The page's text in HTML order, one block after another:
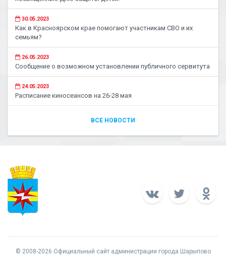
30.05.2023
Как в Красноярском крае помогают участникам СВО и их
семьям?
26.05.2023
Сообщение о возможном установлении публичного сервитута
24.05.2023
Расписание киносеансов на 26-28 мая
ВСЕ НОВОСТИ
© 2008-2026 Официальный сайт администрации города Шарыпово